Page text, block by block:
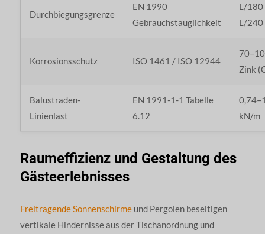
Durchbiegungsgrenze
EN 1990
Gebrauchstauglichkeit
L/180
L/240
Korrosionsschutz ISO 1461 / ISO 12944
Zink
Balustraden-
Linienlast
EN 1991-1-1 Tabelle
6.12
kN/m
Raumeffizienz und Gestaltung des
Gästeerlebnisses
Freitragende Sonnenschirmeund Pergolen beseitigen
vertikale Hindernisse aus der Tischanordnung und